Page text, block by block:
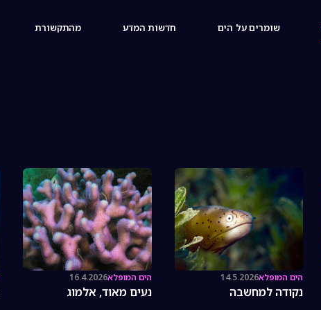
שומרים על הים חדשות המדע מהתקשורת
הים המופלא14.5.2026
נקודה למחשבה
הים המופלא16.4.2026
נעים מאוד, אלמוג